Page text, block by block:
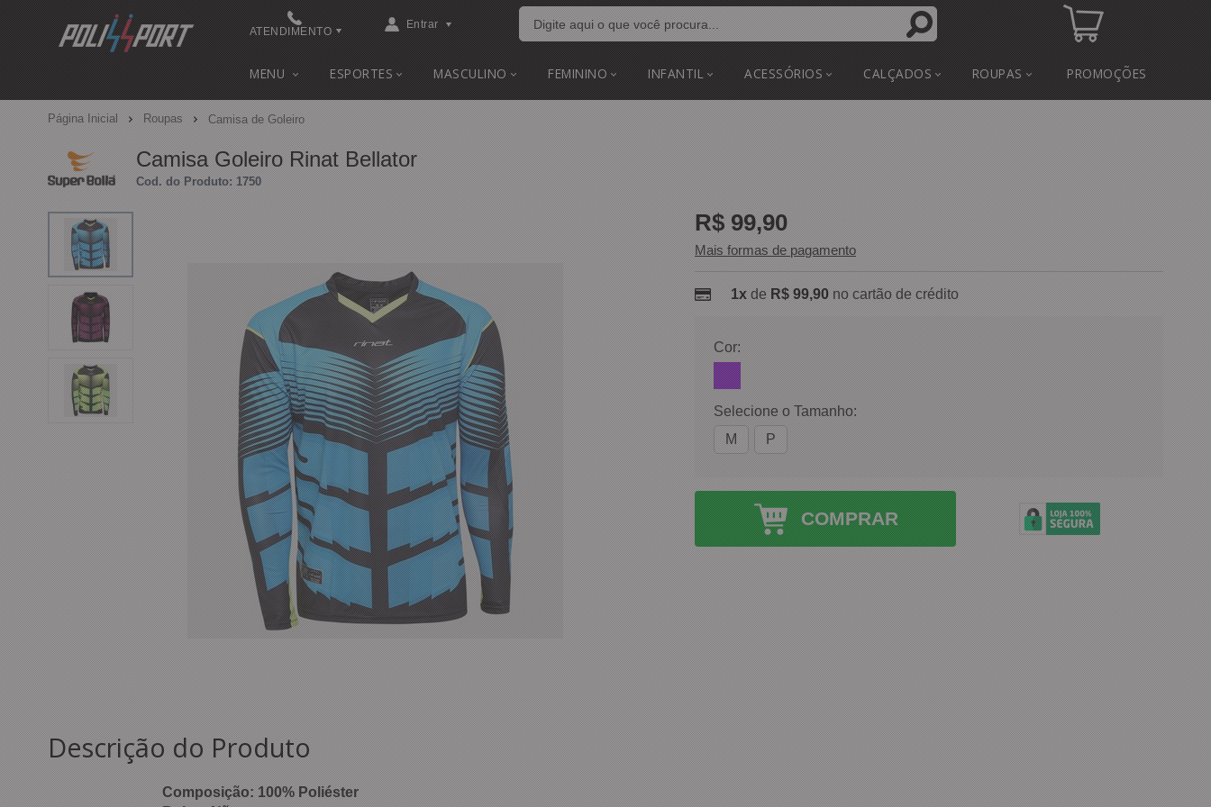
ATENDIMENTO
(48) 3622-0041
(48) 3622-0041
contato@polissport.com.br
Entrar
MENU ESPORTES MASCULINO FEMININO INFANTIL ACESSÓRIOS CALÇADOS ROUPAS PROMOÇÕES
Página Inicial Roupas Camisa de Goleiro
Camisa Goleiro Rinat Bellator
Cod. do Produto: 1750
R$ 99,90
Mais formas de pagamento
1xdeR$ 99,90 no cartão de crédito
Cor:
Selecione o Tamanho:
M
P
COMPRAR
Descrição do Produto
Composição: 100% Poliéster